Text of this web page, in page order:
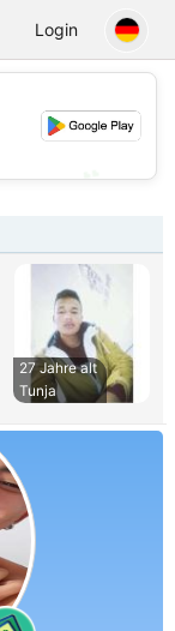
Login
27 Jahre alt
Tunja